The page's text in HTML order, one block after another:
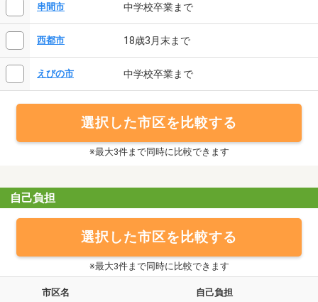
串間市 中学校卒業まで
西都市 18歳3月末まで
えびの市 中学校卒業まで
選択した市区を比較する
※最大3件まで同時に比較できます
自己負担
選択した市区を比較する
※最大3件まで同時に比較できます
市区名 自己負担